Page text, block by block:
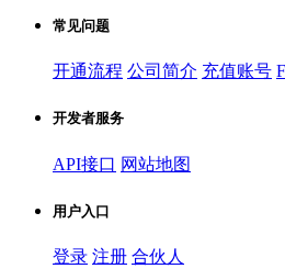
常见问题
开通流程 公司简介 充值账号
开发者服务
API接口 网站地图
用户入口
登录 注册 合伙人